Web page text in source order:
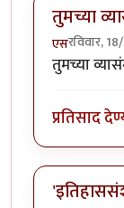
तुमच्या
एसरविवार,
तुमच्या
प्रतिसाद